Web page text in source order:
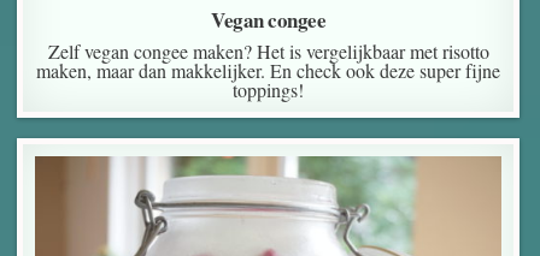
Vegan congee
Zelf vegan congee maken? Het is vergelijkbaar met risotto
maken, maar dan makkelijker. En check ook deze super fijne
toppings!